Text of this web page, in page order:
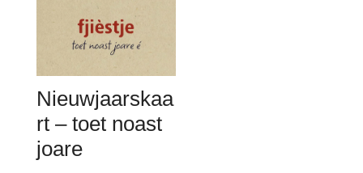
Nieuwjaarskaa
rt – toet noast
joare